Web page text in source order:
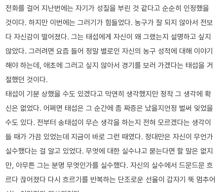
전화를 걸어 지난번에는 자기가 성질을 부린 것 같다고 순순히 인정했을
것이다. 하지만 이번에는 그러기가 힘들었다. 농구가 잘 되지 않아서 전보
다 자신감이 떨어졌다. 그는 태섭에게 자신이 왜 그랬는지 설명하고 싶지
않았다. 그러려면 요즘 들어 정말 별로인 자신의 농구 성적에 대해 이야기
해야 하는데, 애초에 그러고 싶지 않아서 경기를 보러 가겠다는 태섭을 거
절했던 것이다.
태섭이 기분 상했을 수도 있겠다고 막연히 생각했지만 정작 그 생각에 확
신은 없었다. 어쩌면 태섭은 그 순간에 좀 짜증은 났을지언정 벌써 잊었을
수도 있다. 전부터 송태섭이 무슨 생각을 하는지 전혀 모르겠다는 생각이
들 때가 가끔 있었는데 지금이 바로 그런 때였다. 정대만은 자신이 무언가
실수했다는 걸 알고 있었다. 무엇에 대한 실수냐고 묻는다면 할 말은 없지
만, 아무튼 그는 분명 무엇인가를 실수했다. 자신의 실수에서 드문드문 흐
르다 끊어졌다 다시 흐르기를 반복하는 단조로운 선율이 갑자기 뚝 멈추어